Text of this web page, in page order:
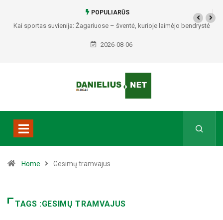
POPULIARŪS
Kai sportas suvienija: Žagariuose – šventė, kurioje laimėjo bendrystė
2026-08-06
Home Gesimų tramvajus
TAGS :GESIMŲ TRAMVAJUS